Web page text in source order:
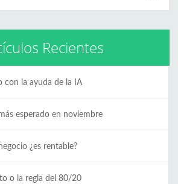
Recientes
con la ayuda de la IA
esperado en noviembre
¿es rentable?
o la regla del 80/20